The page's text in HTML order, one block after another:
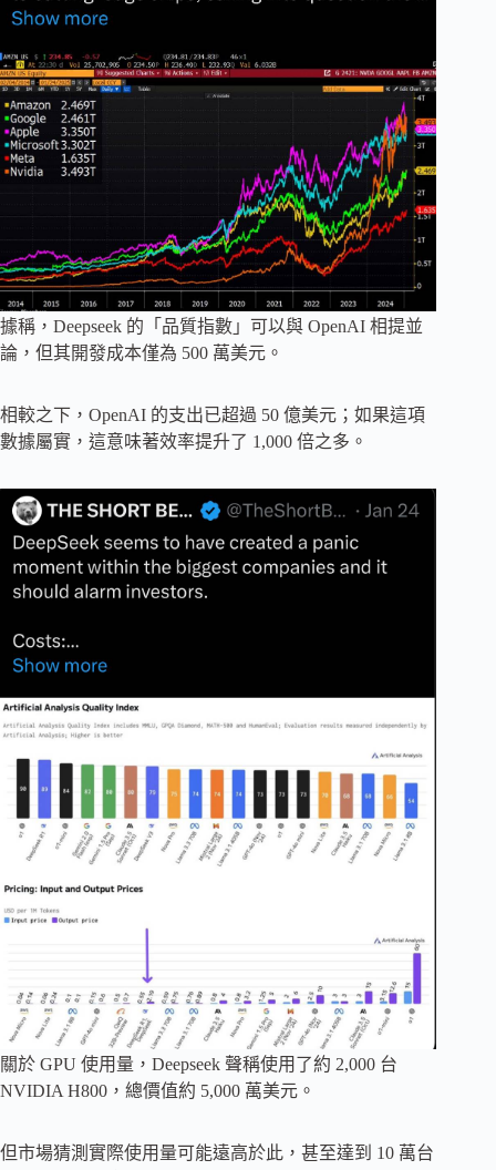
據稱，Deepseek 的「品質指數」可以與 OpenAI 相提並
論，但其開發成本僅為 500 萬美元。
相較之下，OpenAI 的支出已超過 50 億美元；如果這項
數據屬實，這意味著效率提升了 1,000 倍之多。
關於 GPU 使用量，Deepseek 聲稱使用了約 2,000 台
NVIDIA H800，總價值約 5,000 萬美元。
但市場猜測實際使用量可能遠高於此，甚至達到 10 萬台